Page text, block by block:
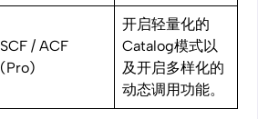
SCF / ACF
(Pro)
开启轻量化的
Catalog模式以
及开启多样化的
动态调用功能。